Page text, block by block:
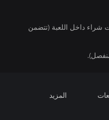
شراء داخل اللعبة (تتضمن
المزيد